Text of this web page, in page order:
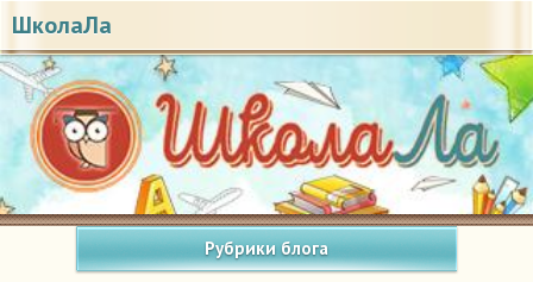
ШколаЛа
Рубрики блога